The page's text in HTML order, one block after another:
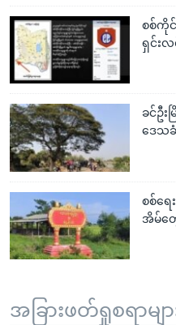
စစ်ကို
ရှင်းလ
ခင်ဦး
ဒေသ
စစ်ရေ
အိမ်တွ
အခြားဖတ်ရှုစရာမျာ